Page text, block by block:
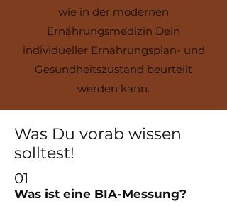
wie in der modernen
Ernährungsmedizin Dein
individueller Ernährungsplan- und
Gesundheitszustand beurteilt
werden kann.
Was Du vorab wissen
solltest!
01
Was ist eine BIA-Messung?